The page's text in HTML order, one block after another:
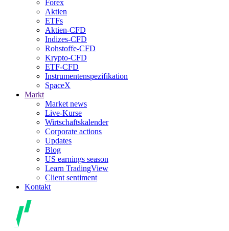
Forex
Aktien
ETFs
Aktien-CFD
Indizes-CFD
Rohstoffe-CFD
Krypto-CFD
ETF-CFD
Instrumentenspezifikation
SpaceX
Markt
Market news
Live-Kurse
Wirtschaftskalender
Corporate actions
Updates
Blog
US earnings season
Learn TradingView
Client sentiment
Kontakt